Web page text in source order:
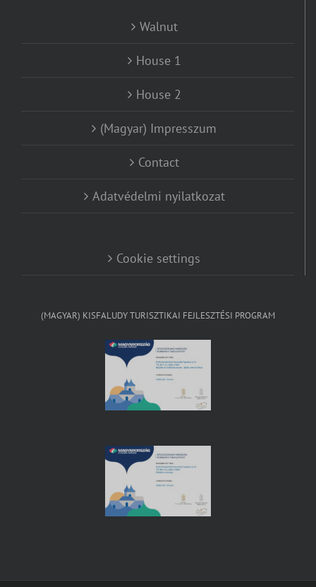
Walnut
House 1
House 2
(Magyar) Impresszum
Contact
Adatvédelmi nyilatkozat
Cookie settings
(MAGYAR) KISFALUDY TURISZTIKAI FEJLESZTÉSI PROGRAM